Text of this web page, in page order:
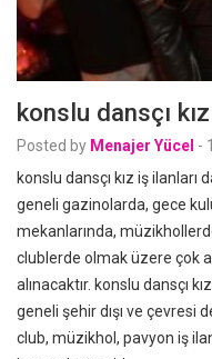
konslu dansçı
Posted by Menajer Yücel -
konslu dansçı kız iş ilanları
geneli gazinolarda, gece
mekanlarında,
clublerde olmak üzere çok
alınacaktır. konslu dansçı
geneli şehir dışı ve çevresi
club, müzikhol, pavyon iş